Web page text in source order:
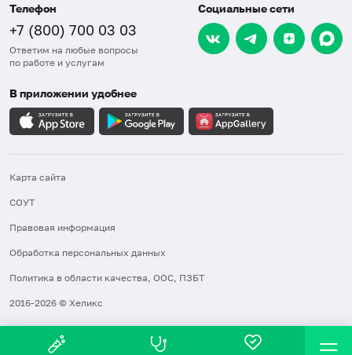
Телефон
+7 (800) 700 03 03
Ответим на любые вопросы
по работе и услугам
Социальные сети
В приложении удобнее
Карта сайта
СОУТ
Правовая информация
Обработка персональных данных
Политика в области качества, ООС, ПЗБТ
2016-2026 © Хеликс